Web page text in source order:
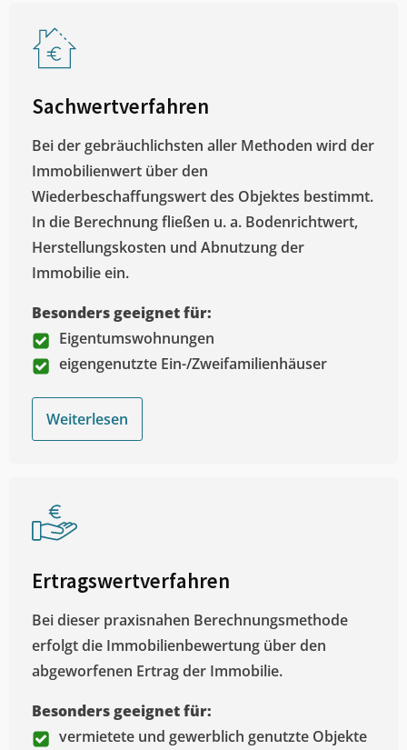
Sachwertverfahren
Bei der gebräuchlichsten aller Methoden wird der
Immobilienwert über den
Wiederbeschaffungswert des Objektes bestimmt.
In die Berechnung fließen u. a. Bodenrichtwert,
Herstellungskosten und Abnutzung der
Immobilie ein.
Besonders geeignet für:
Eigentumswohnungen
eigengenutzte Ein-/Zweifamilienhäuser
Weiterlesen
Ertragswertverfahren
Bei dieser praxisnahen Berechnungsmethode
erfolgt die Immobilienbewertung über den
abgeworfenen Ertrag der Immobilie.
Besonders geeignet für:
vermietete und gewerblich genutzte Objekte